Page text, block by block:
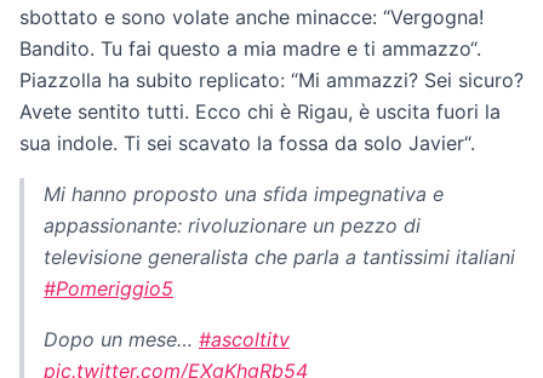
sbottato e sono volate anche minacce: “Vergogna!
Bandito. Tu fai questo a mia madre e ti ammazzo“.
Piazzolla ha subito replicato: “Mi ammazzi? Sei sicuro?
Avete sentito tutti. Ecco chi è Rigau, è uscita fuori la
sua indole. Ti sei scavato la fossa da solo Javier“.
Mi hanno proposto una sfida impegnativa e
appassionante: rivoluzionare un pezzo di
televisione generalista che parla a tantissimi italiani
#Pomeriggio5
Dopo un mese… #ascoltitv
pic.twitter.com/EXgKhgRb54